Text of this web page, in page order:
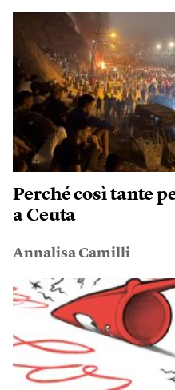
Perché così tante
a Ceuta
Annalisa Camilli